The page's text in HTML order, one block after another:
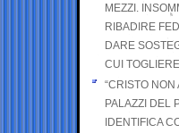
MEZZI.
RIBADIRE
DARE
CUI
“CRISTO NON
PALAZZI DEL
IDENTIFICA